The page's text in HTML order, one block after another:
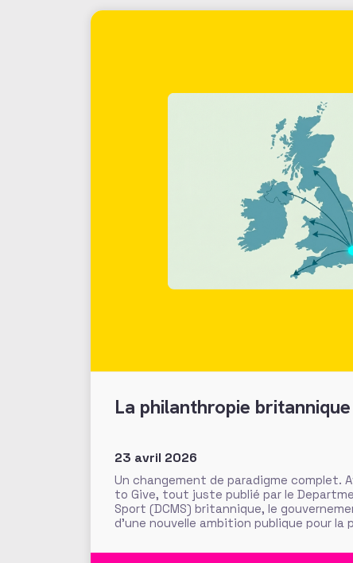
La philanthropie
23 avril 2026
Un changement de paradigme complet.
to Give, tout juste publié par le
Sport (DCMS) britannique, le
d’une nouvelle ambition publique pour la
les flux généreux